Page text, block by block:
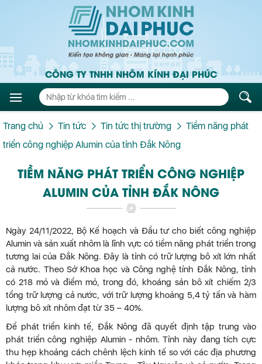
CÔNG TY TNHH NHÔM KÍNH ĐẠI PHÚC
Trang chủ Tin tức Tin tức thị trường
Tiềm năng phát
triển công nghiệp Alumin của tỉnh Đắk Nông
TIỀM NĂNG PHÁT TRIỂN CÔNG NGHIỆP
ALUMIN CỦA TỈNH ĐẮK NÔNG
Ngày 24/11/2022, Bộ Kế hoạch và Đầu tư cho biết công nghiệp
Alumin và sản xuất nhôm là lĩnh vực có tiềm năng phát triển trong
tương lai của Đắk Nông. Đây là tỉnh có trữ lượng bô xít lớn nhất
cả nước. Theo Sở Khoa học và Công nghệ tỉnh Đắk Nông, tỉnh
có 218 mỏ và điểm mỏ, trong đó, khoáng sản bô xít chiếm 2/3
tổng trữ lượng cả nước, với trữ lượng khoảng 5,4 tỷ tấn và hàm
lượng bô xít nhôm đạt từ 35 – 40%.
Để phát triển kinh tế, Đắk Nông đã quyết định tập trung vào
phát triển công nghiệp Alumin - nhôm. Tỉnh này đang tích cực
thu hẹp khoảng cách chênh lệch kinh tế so với các địa phương